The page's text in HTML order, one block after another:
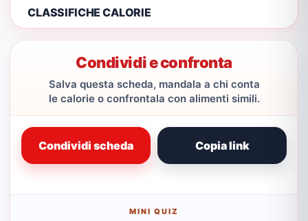
CLASSIFICHE CALORIE
Condividi e confronta
Salva questa scheda, mandala a chi conta
le calorie o confrontala con alimenti simili.
Condividi scheda Copia link
MINI QUIZ